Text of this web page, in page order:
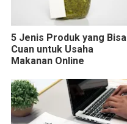
5 Jenis Produk yang Bisa
Cuan untuk Usaha
Makanan Online